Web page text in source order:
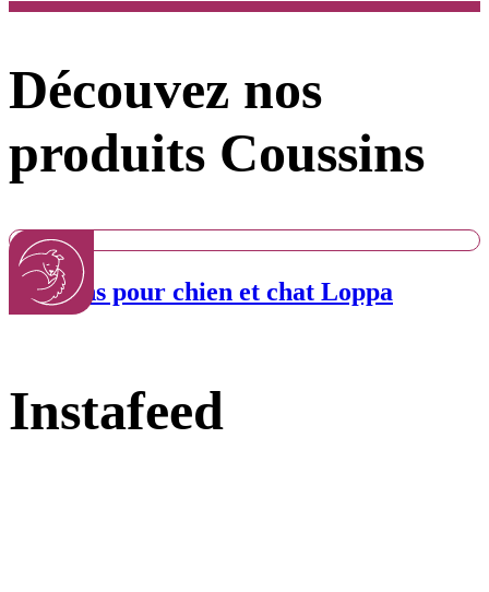
Découvez nos
produits Coussins
Coussins pour chien et chat Loppa
Instafeed